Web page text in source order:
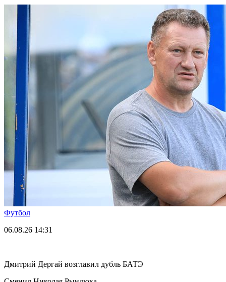
Футбол
06.08.26 14:31
Дмитрий Дергай возглавил дубль БАТЭ